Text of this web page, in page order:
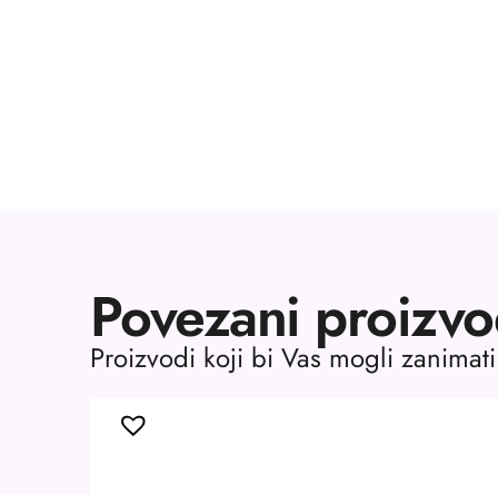
Povezani
Proizvodi koji bi Vas mogli